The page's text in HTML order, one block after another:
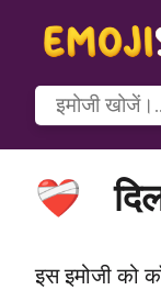
❤️‍🩹
इस इमोजी को